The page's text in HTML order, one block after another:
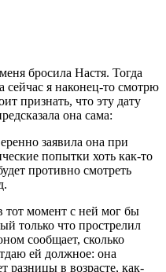
бросила Настя. Тогда
сейчас я наконец-то смотрю
признать, что эту дату
она сама:
заявила она при
попытки хоть как-то
противно смотреть
тот момент с ней мог бы
только что прострелил
сообщает, сколько
ей должное: она
разницы в возрасте, как-